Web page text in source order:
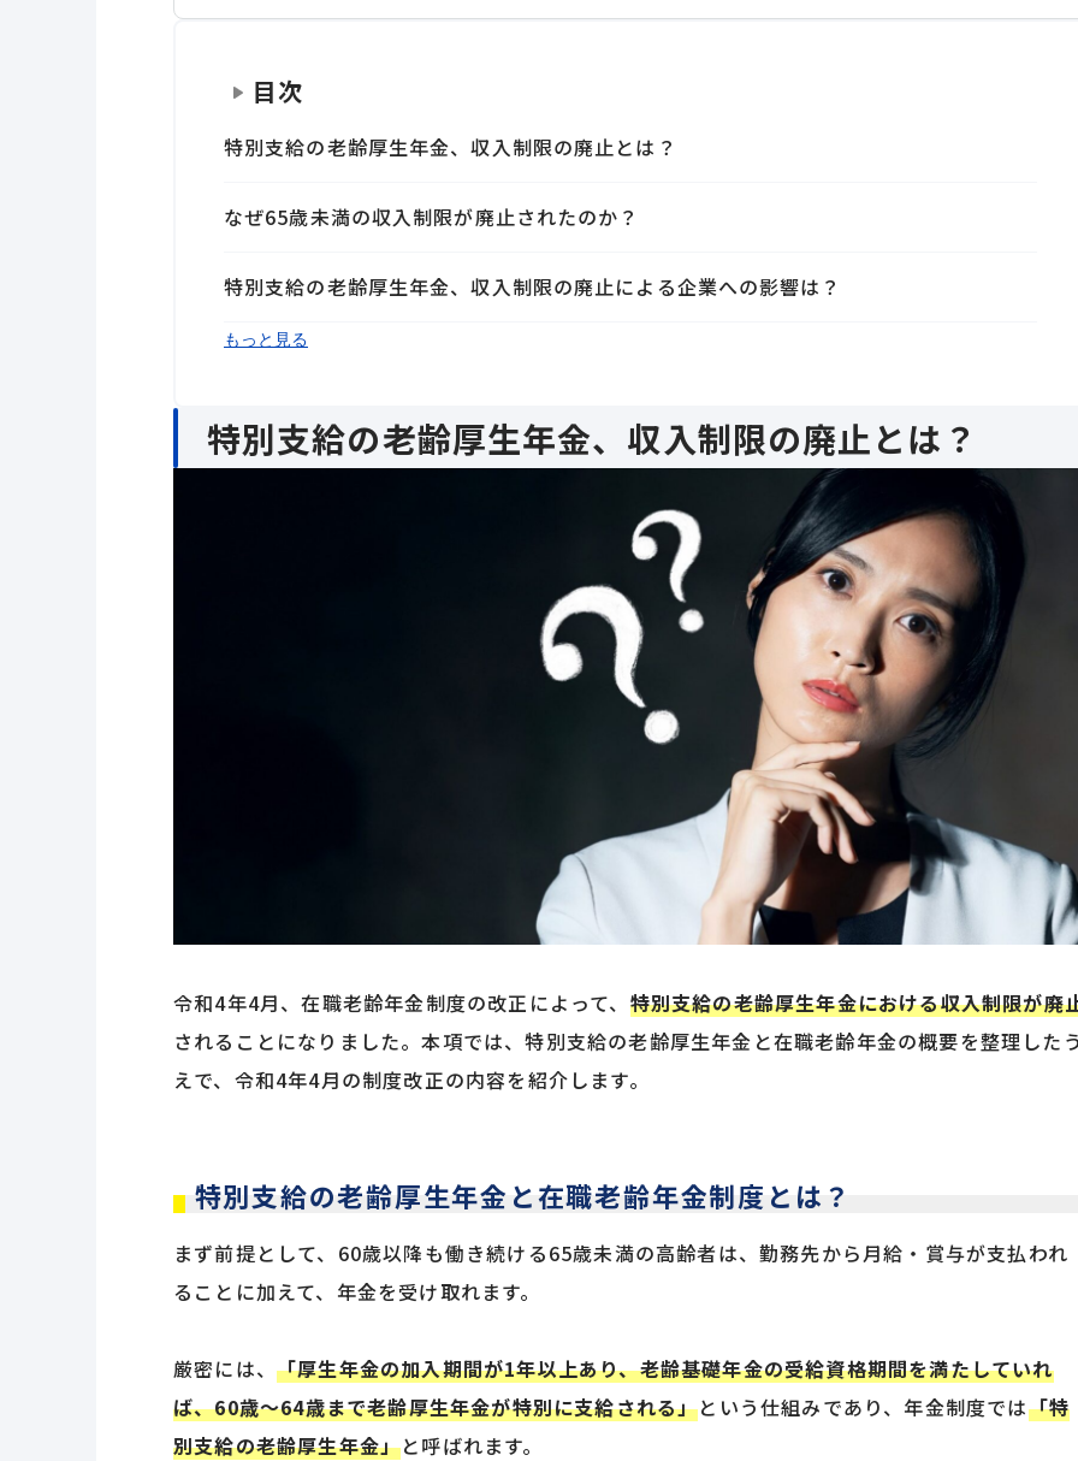
目次
特別支給の老齢厚生年金、収入制限の廃止とは？
なぜ65歳未満の収入制限が廃止されたのか？
特別支給の老齢厚生年金、収入制限の廃止による企業への影響は？
まとめ
もっと見る
特別支給の老齢厚生年金、収入制限の廃止とは？
令和4年4月、在職老齢年金制度の改正によって、 特別支給の老齢厚生年金における収入制限が廃
されることになりました。本項では、特別支給の老齢厚生年金と在職老齢年金の概要を整理した
えで、令和4年4月の制度改正の内容を紹介します。
特別支給の老齢厚生年金と在職老齢年金制度とは？
まず前提として、60歳以降も働き続ける65歳未満の高齢者は、勤務先から月給・賞与が支払われ
ることに加えて、年金を受け取れます。
厳密には、 「厚生年金の加入期間が1年以上あり、老齢基礎年金の受給資格期間を満たしていれ
ば、60歳～64歳まで老齢厚生年金が特別に支給される」という仕組みであり、年金制度では「特
別支給の老齢厚生年金」と呼ばれます。